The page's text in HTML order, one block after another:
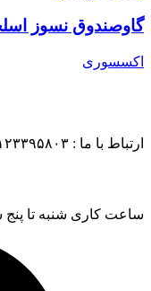
گاوصندوق نسوز اسلحه
اکسسوری
ارتباط با ما : ۰۹۱۲۳۳۹۵۸۰۳-۰۹۱۲۸۴۸۲۹۸۵
ساعت کاری شنبه تا پنج شنبه ۸